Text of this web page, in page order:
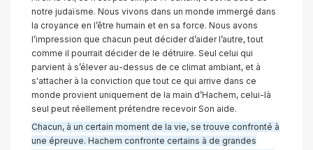
notre judaïsme. Nous vivons dans un monde immergé dans
la croyance en l’être humain et en sa force. Nous avons
l’impression que chacun peut décider d’aider l’autre, tout
comme il pourrait décider de le détruire. Seul celui qui
parvient à s’élever au-dessus de ce climat ambiant, et à
s'attacher à la conviction que tout ce qui arrive dans ce
monde provient uniquement de la main d’Hachem, celui-là
seul peut réellement prétendre recevoir Son aide.
Chacun, à un certain moment de la vie, se trouve confronté à
une épreuve. Hachem confronte certains à de grandes